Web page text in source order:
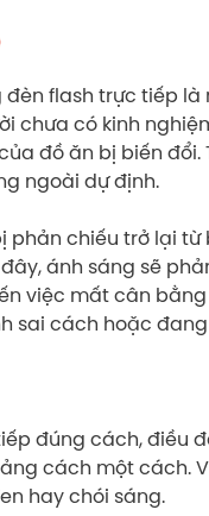
flash trực tiếp
chưa có kinh
đồ ăn bị biến
ngoài dự định.
chiếu trở lại
ánh sáng sẽ
việc mất cân
sai cách hoặc
đúng cách, điều
cách một cách.
hay chói sáng.